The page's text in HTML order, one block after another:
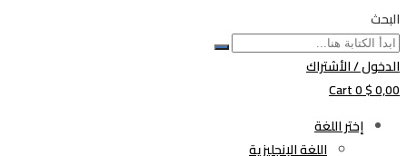
البحث
الدخول / الأشتراك
$0,00
0
Cart
إختر اللغة
اللغة الإنجليزية